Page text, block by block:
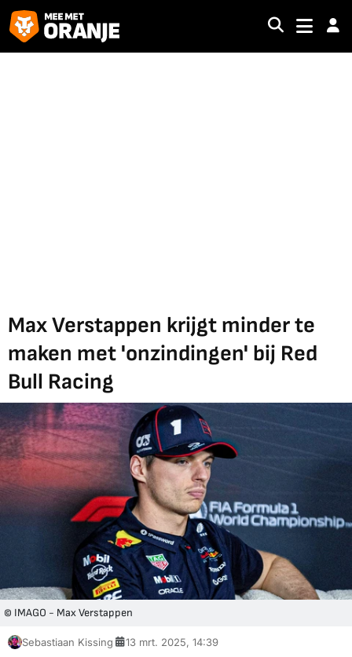
Max Verstappen krijgt minder te
maken met 'onzindingen' bij Red
Bull Racing
© IMAGO - Max Verstappen
Sebastiaan Kissing 13 mrt. 2025, 14:39